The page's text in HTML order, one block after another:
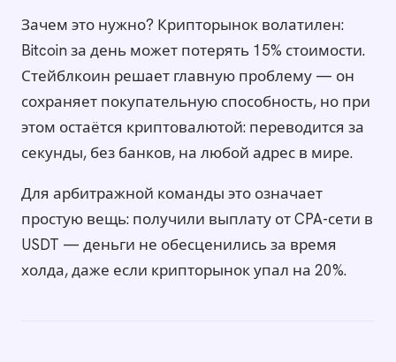
Зачем это нужно? Крипторынок волатилен:
Bitcoin за день может потерять 15% стоимости.
Стейблкоин решает главную проблему — он
сохраняет покупательную способность, но при
этом остаётся криптовалютой: переводится за
секунды, без банков, на любой адрес в мире.
Для арбитражной команды это означает
простую вещь: получили выплату от CPA-сети в
USDT — деньги не обесценились за время
холда, даже если крипторынок упал на 20%.